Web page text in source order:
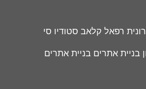
רונית רפאל קלאב סטודיו סי
בניית אתרים